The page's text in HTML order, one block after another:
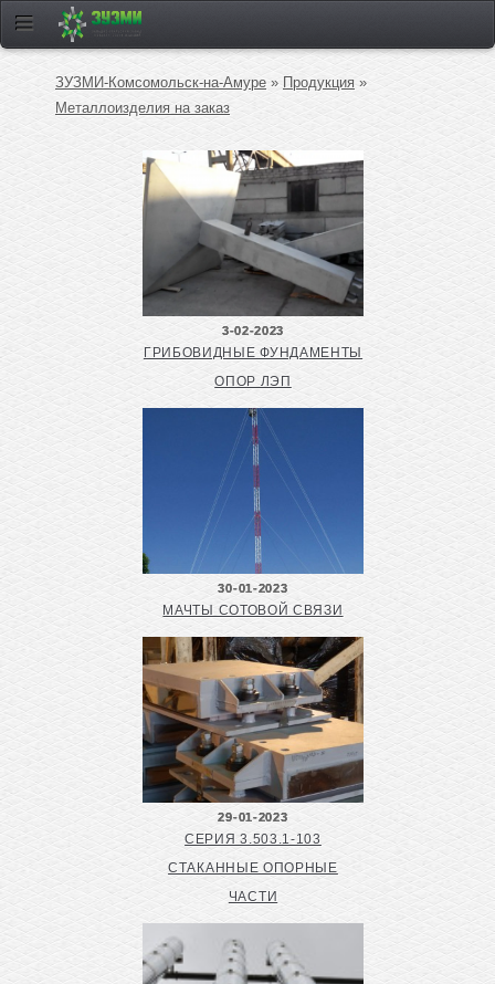
ЗУЗМИ-Комсомольск-на-Амуре » Продукция »
Металлоизделия на заказ
3-02-2023
ГРИБОВИДНЫЕ ФУНДАМЕНТЫ
ОПОР ЛЭП
30-01-2023
МАЧТЫ СОТОВОЙ СВЯЗИ
29-01-2023
СЕРИЯ 3.503.1-103
СТАКАННЫЕ ОПОРНЫЕ
ЧАСТИ